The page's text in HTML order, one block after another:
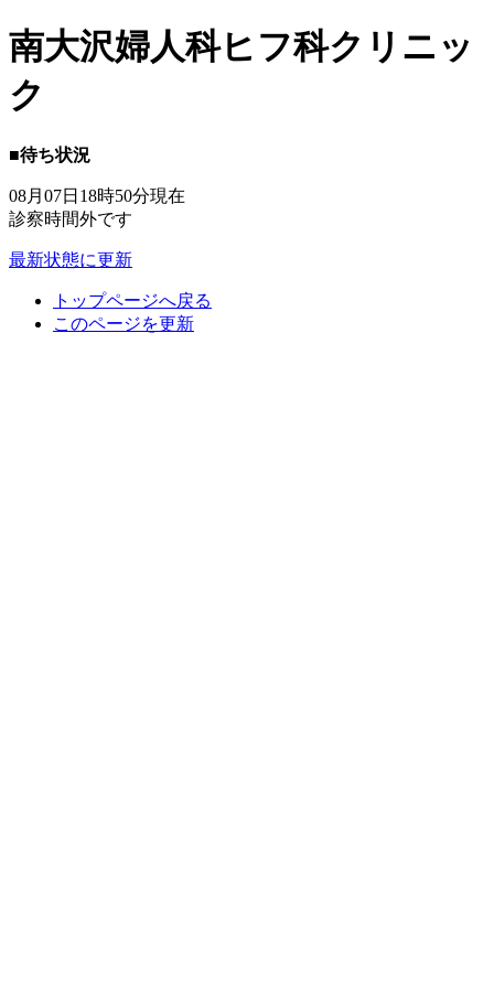
南大沢婦人科ヒフ科クリニッ
ク
■待ち状況
08月07日18時50分現在
診察時間外です
最新状態に更新
トップページへ戻る
このページを更新